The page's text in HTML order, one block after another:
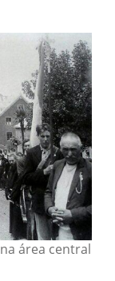
área central